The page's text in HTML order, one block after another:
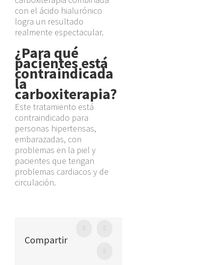
con el ácido hialurónico
logra un resultado
realmente espectacular.
¿Para qué
pacientes está
contraindicada
la
carboxiterapia?
Este tratamiento está
contraindicado para
personas hipertensas,
embarazadas, con
problemas en la piel y
pacientes que tengan
problemas cardiacos y de
circulación.
Compartir
Facebook Twitter
WhatsApp